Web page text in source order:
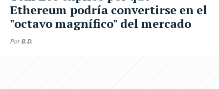
Ethereum podría convertirse en el
"octavo magnífico" del mercado
Por B.D.